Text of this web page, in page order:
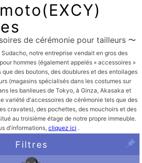
de cérémonie pour tailleurs 〜
notre entreprise vendait en gros des
hommes (également appelés « accessoires »
des boutons, des doublures et des entoilages
(magasins spécialisés dans les costumes sur
les banlieues de Tokyo, à Ginza, Akasaka et
variété d'accessoires de cérémonie tels que des
cravates), des pochettes, des mouchoirs et des
au troisième étage de notre propre immeuble.
d'informations,cliquez ici .
Filtres